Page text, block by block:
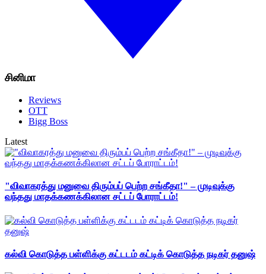
சினிமா
Reviews
OTT
Bigg Boss
Latest
"விவாகரத்து மனுவை திரும்பப் பெற்ற சங்கீதா!" – முடிவுக்கு
வந்தது மாதக்கணக்கிலான சட்டப் போராட்டம்!
கல்வி கொடுத்த பள்ளிக்கு கட்டடம் கட்டிக் கொடுத்த நடிகர் தனுஷ்